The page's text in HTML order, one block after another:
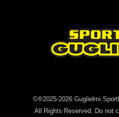
©®2025-2026 Guglielmi
All Rights Reserved. Do not